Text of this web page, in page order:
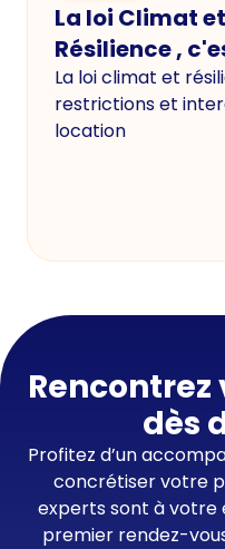
La loi Climat et
Résilience ,
La loi climat et
restrictions et
location
dès
Profitez d’un
concrétiser votre
experts sont à votre
premier rendez-